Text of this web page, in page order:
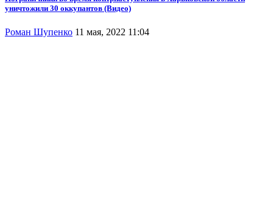
уничтожили 30 оккупантов (Видео)
Роман Шупенко 11 мая, 2022 11:04